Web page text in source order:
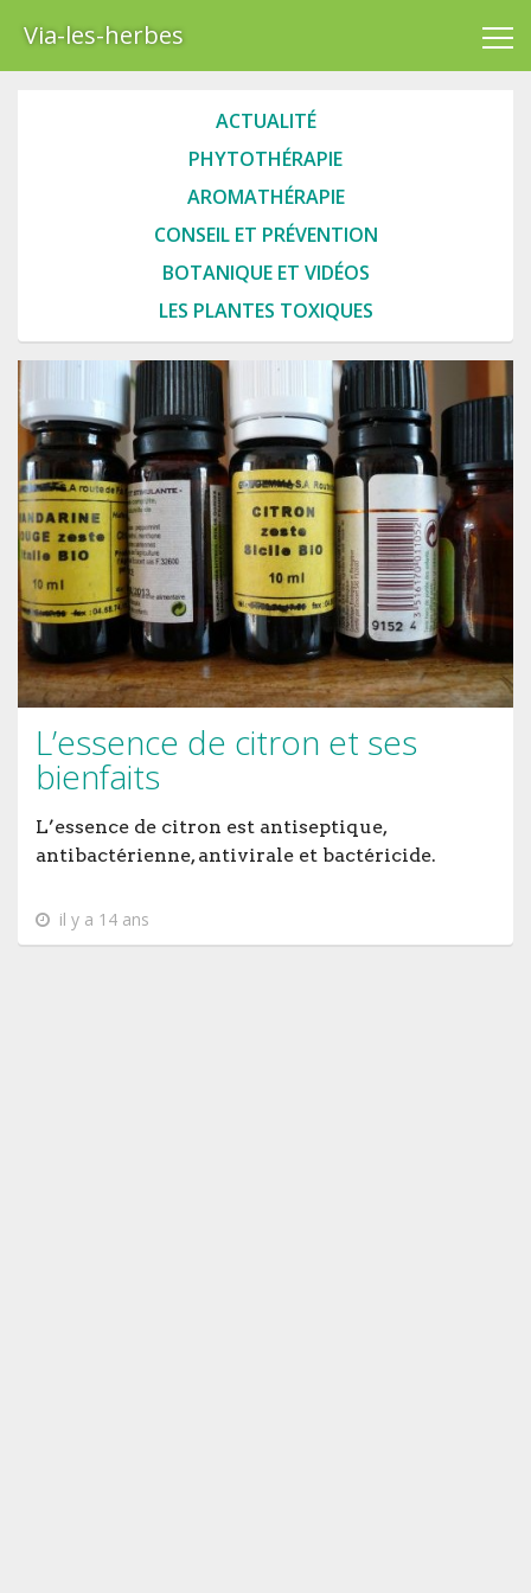
Via-les-herbes
ACTUALITÉ
PHYTOTHÉRAPIE
AROMATHÉRAPIE
CONSEIL ET PRÉVENTION
BOTANIQUE ET VIDÉOS
LES PLANTES TOXIQUES
L’essence de citron et ses
bienfaits
L’essence de citron est antiseptique,
antibactérienne, antivirale et bactéricide.
il y a 14 ans